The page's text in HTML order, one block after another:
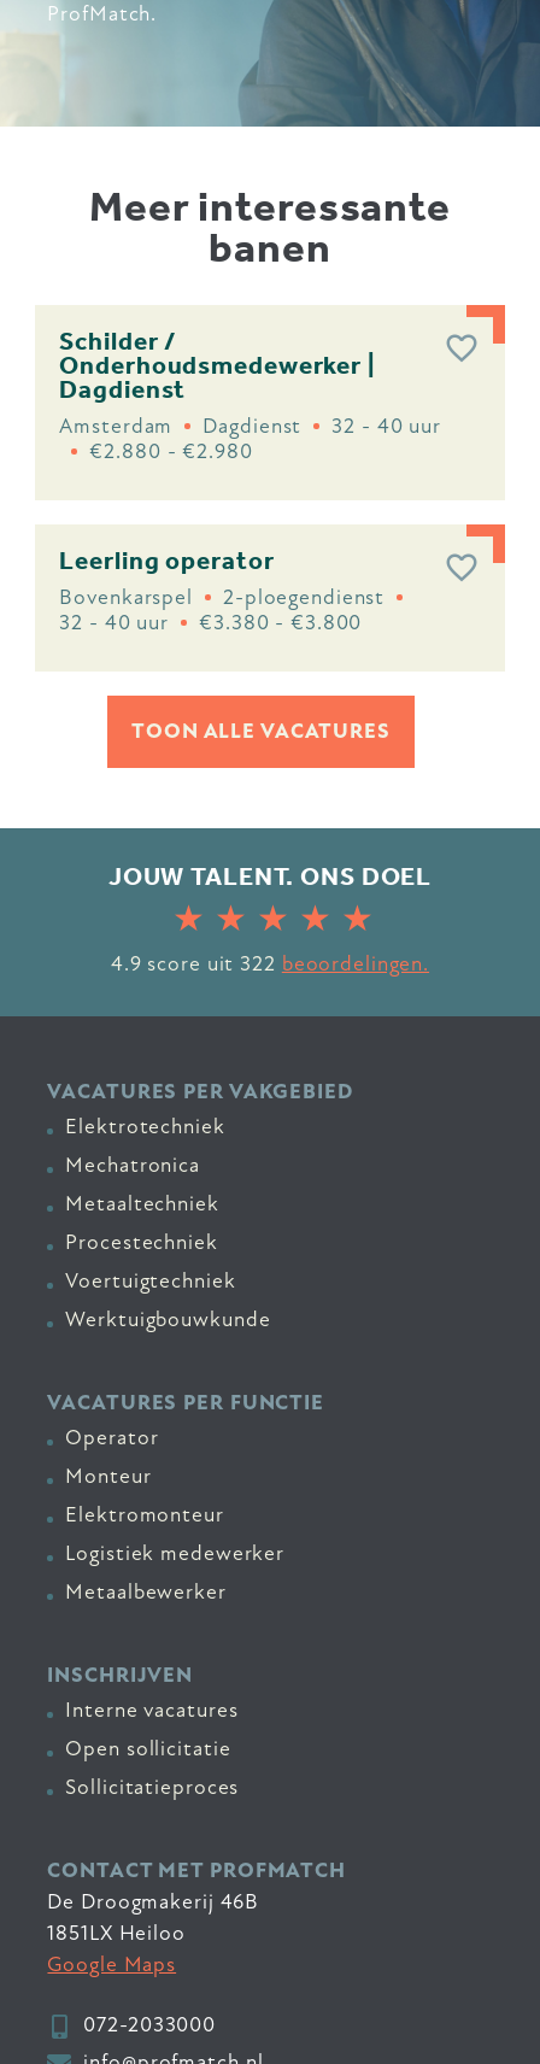
ProfMatch.
Meer interessante
banen
Schilder /
Onderhoudsmedewerker |
Dagdienst
Amsterdam Dagdienst
32 - 40 uur
€2.880 - €2.980
Leerling operator
Bovenkarspel
2-ploegendienst
32 - 40 uur
€3.380 - €3.800
TOON ALLE VACATURES
JOUW TALENT. ONS DOEL
4.9 score uit 322 beoordelingen.
VACATURES PER VAKGEBIED
Elektrotechniek
Mechatronica
Metaaltechniek
Procestechniek
Voertuigtechniek
Werktuigbouwkunde
VACATURES PER FUNCTIE
Operator
Monteur
Elektromonteur
Logistiek medewerker
Metaalbewerker
INSCHRIJVEN
Interne vacatures
Open sollicitatie
Sollicitatieproces
CONTACT MET PROFMATCH
De Droogmakerij 46B
1851LX Heiloo
Google Maps
072-2033000